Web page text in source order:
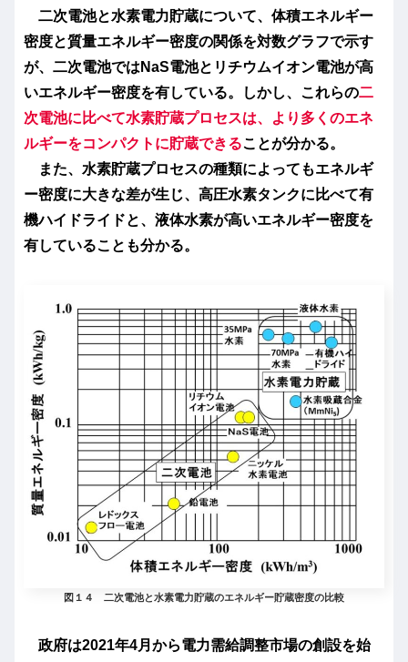
二次電池と水素電力貯蔵について、体積エネルギー
密度と質量エネルギー密度の関係を対数グラフで示す
が、二次電池ではNaS電池とリチウムイオン電池が高
いエネルギー密度を有している。しかし、これらの二
次電池に比べて水素貯蔵プロセスは、より多くのエネ
ルギーをコンパクトに貯蔵できることが分かる。
また、水素貯蔵プロセスの種類によってもエネルギ
ー密度に大きな差が生じ、高圧水素タンクに比べて有
機ハイドライドと、液体水素が高いエネルギー密度を
有していることも分かる。
図１４ 二次電池と水素電力貯蔵のエネルギー貯蔵密度の比較
政府は2021年4月から電力需給調整市場の創設を始